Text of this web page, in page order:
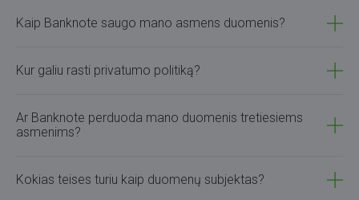
Kaip Banknote saugo mano asmens duomenis?
Kur galiu rasti privatumo politiką?
Ar Banknote perduoda mano duomenis tretiesiems
asmenims?
Kokias teises turiu kaip duomenų subjektas?